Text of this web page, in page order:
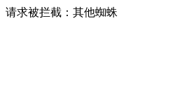
请求被拦截：其他蜘蛛